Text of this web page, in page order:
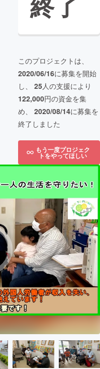
このプロジェクトは、
2020/06/16に募集を開始
し、 25人の支援により
122,000円の資金を集
め、 2020/08/14に募集を
終了しました
もう一度プロジェク
トをやってほしい